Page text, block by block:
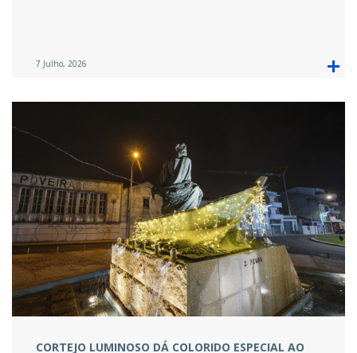
7 Julho, 2026
CORTEJO LUMINOSO DÁ COLORIDO ESPECIAL AO